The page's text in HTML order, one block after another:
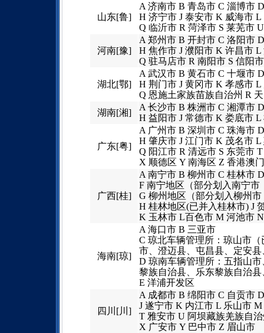
山东[鲁]
A 济南市 B 青岛市 C 淄博市
H 济宁市 J 泰安市 K 威海市
Q 临沂市 R 菏泽市 S 莱芜市
河南[豫]
A 郑州市 B 开封市 C 洛阳市
H 焦作市 J 濮阳市 K 许昌市
Q 驻马店市 R 南阳市 S 信阳
湖北[鄂]
A 武汉市 B 黄石市 C 十堰市
H 荆门市 J 黄冈市 K 孝感市
Q 恩施土家族苗族自治州 R
湖南[湘]
A 长沙市 B 株洲市 C 湘潭市
H 益阳市 J 常德市 K 娄底市
广东[粤]
A 广州市 B 深圳市 C 珠海市
H 肇庆市 J 江门市 K 茂名市
Q 阳江市 R 清远市 S 东莞市
X 顺德区 Y 南海区 Z 香港澳
广西[桂]
A 南宁市 B 柳州市 C 桂林市
F 南宁地区（部分划入南宁
G 柳州地区（部分划入柳州
H 桂林地区(已并入桂林市) J
K 玉林市 L百色市 M 河池市
海南[琼]
A 海口市 B 三亚市
C 琼北车辆管理所：琼山市
市、澄迈县、屯昌县、定安县
D 琼南车辆管理所：五指山
黎族自治县、乐东黎族自治
E 洋浦开发区
四川[川]
A 成都市 B 绵阳市 C 自贡市
J 遂宁市 K 内江市 L 乐山市
T 雅安市 U 阿坝藏族羌族自
X 广安市 Y 巴中市 Z 眉山市